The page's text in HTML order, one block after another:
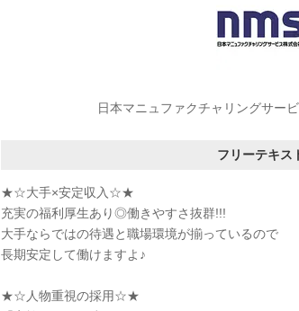
日本マニュファクチャリングサー
フリーテキス
★☆大手×安定収入☆★
充実の福利厚生あり◎働きやすさ抜群!!!
大手ならではの待遇と職場環境が揃っているので
長期安定して働けますよ♪
★☆人物重視の採用☆★